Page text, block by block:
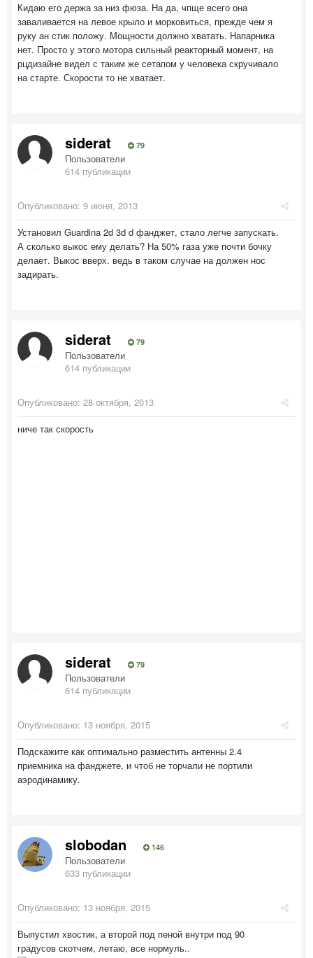
Кидаю его держа за низ фюза. На да, чпще всего она
заваливается на левое крыло и морковиться, прежде чем я
руку ан стик положу. Мощности должно хватать. Напарника
нет. Просто у этого мотора сильный реакторный момент, на
рцдизайне видел с таким же сетапом у человека скручивало
на старте. Скорости то не хватает.
siderat 79
Пользователи
614 публикации
Опубликовано: 9 июня, 2013
Установил Guardina 2d 3d d фанджет, стало легче запускать.
А сколько выкос ему делать? На 50% газа уже почти бочку
делает. Выкос вверх. ведь в таком случае на должен нос
задирать.
siderat 79
Пользователи
614 публикации
Опубликовано: 28 октября, 2013
ниче так скорость
siderat 79
Пользователи
614 публикации
Опубликовано: 13 ноября, 2015
Подскажите как оптимально разместить антенны 2.4
приемника на фанджете, и чтоб не торчали не портили
аэродинамику.
slobodan 146
Пользователи
633 публикации
Опубликовано: 13 ноября, 2015
Выпустил хвостик, а второй под пеной внутри под 90
градусов скотчем, летаю, все нормуль..